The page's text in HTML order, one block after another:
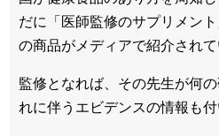
だに「医師監修のサプリメン
の商品がメディアで紹介されて
監修となれば、その先生が何
れに伴うエビデンスの情報も